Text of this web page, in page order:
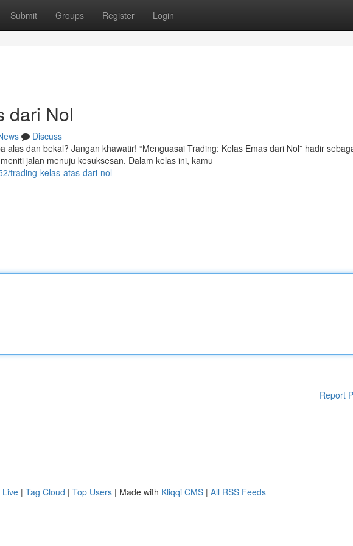
Submit Groups Register Login
dari Nol
Discuss
alas dan bekal? Jangan khawatir! “Menguasai Trading: Kelas Emas dari Nol” hadir
jalan menuju kesuksesan. Dalam kelas ini, kamu
trading-kelas-atas-dari-nol
Report
Live | Tag Cloud | Top Users | Made with Kliqqi CMS | All RSS Feeds